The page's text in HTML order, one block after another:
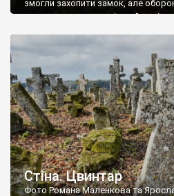
змогли захопити замок, але
поховали на цвинтарі, який тоді
ньому чимало хрестів 19 століття,
Стіна. Цвинтар
Фото Романа Маленкова та